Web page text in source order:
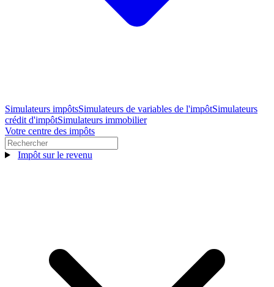
Simulateurs impôtsSimulateurs de variables de l'impôtSimulateurs
crédit d'impôtSimulateurs immobilier
Votre centre des impôts
Impôt sur le revenu